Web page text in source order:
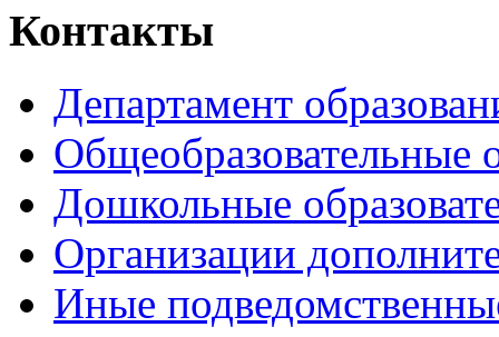
Контакты
Департамент
Общеобразовательные
Дошкольные
Организации
Иные